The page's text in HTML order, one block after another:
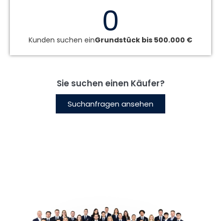
Kunden suchen einGrundstück bis 500.000 €
0
Sie suchen einen Käufer?
Suchanfragen ansehen